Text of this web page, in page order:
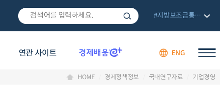
연관 사이트 ENG
#지방보조금통합관리망
HOME 경제정책정보 국내연구자료 기업경영